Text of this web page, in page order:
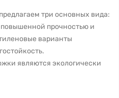
три основных вида:
прочностью и
варианты
являются экологически